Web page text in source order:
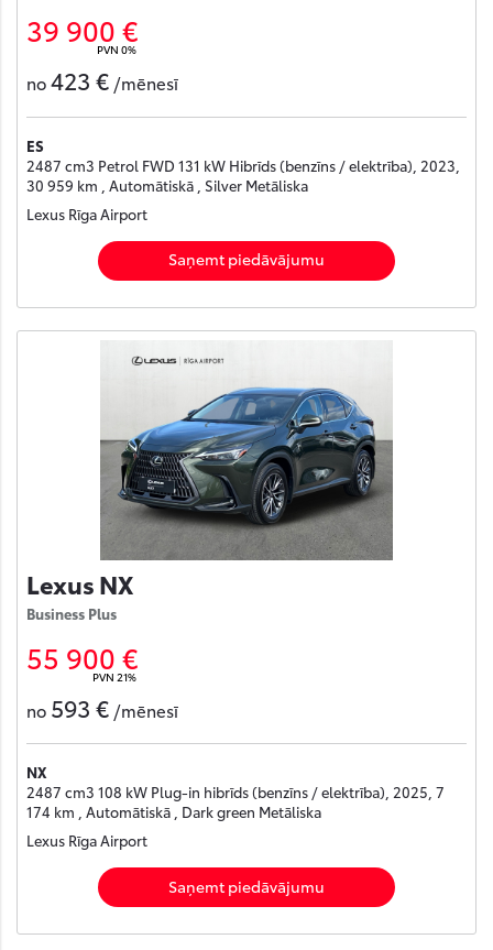
39 900 €
PVN 0%
no423 € /mēnesī
ES
2487 cm3 Petrol FWD 131 kW Hibrīds (benzīns / elektrība), 2023,
30 959 km , Automātiskā , Silver Metāliska
Lexus Rīga Airport
Saņemt piedāvājumu
Lexus NX
Business Plus
55 900 €
PVN 21%
no 593 € /mēnesī
NX
2487 cm3 108 kW Plug-in hibrīds (benzīns / elektrība), 2025, 7
174 km , Automātiskā , Dark green Metāliska
Lexus Rīga Airport
Saņemt piedāvājumu